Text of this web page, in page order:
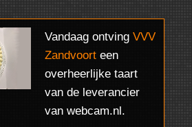
GEZORGD
Vandaag ontving VVV
Zandvoort een
overheerlijke taart
van de leverancier
van webcam.nl.